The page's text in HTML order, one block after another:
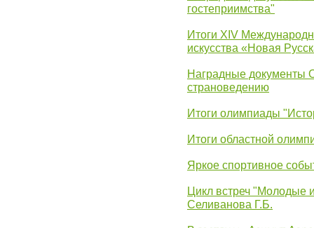
гостеприимства"
Итоги XIV
искусства «Новая
Наградные документы
страноведению
Итоги олимпиады
Итоги областной
Яркое спортивное
Цикл встреч "Молодые
Селиванова Г.Б.